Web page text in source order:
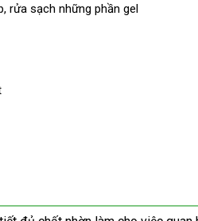
uy
thương
, rửa sạch nơi
những phần gel